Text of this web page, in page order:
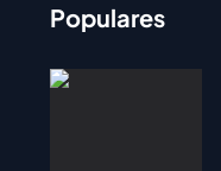
Populares